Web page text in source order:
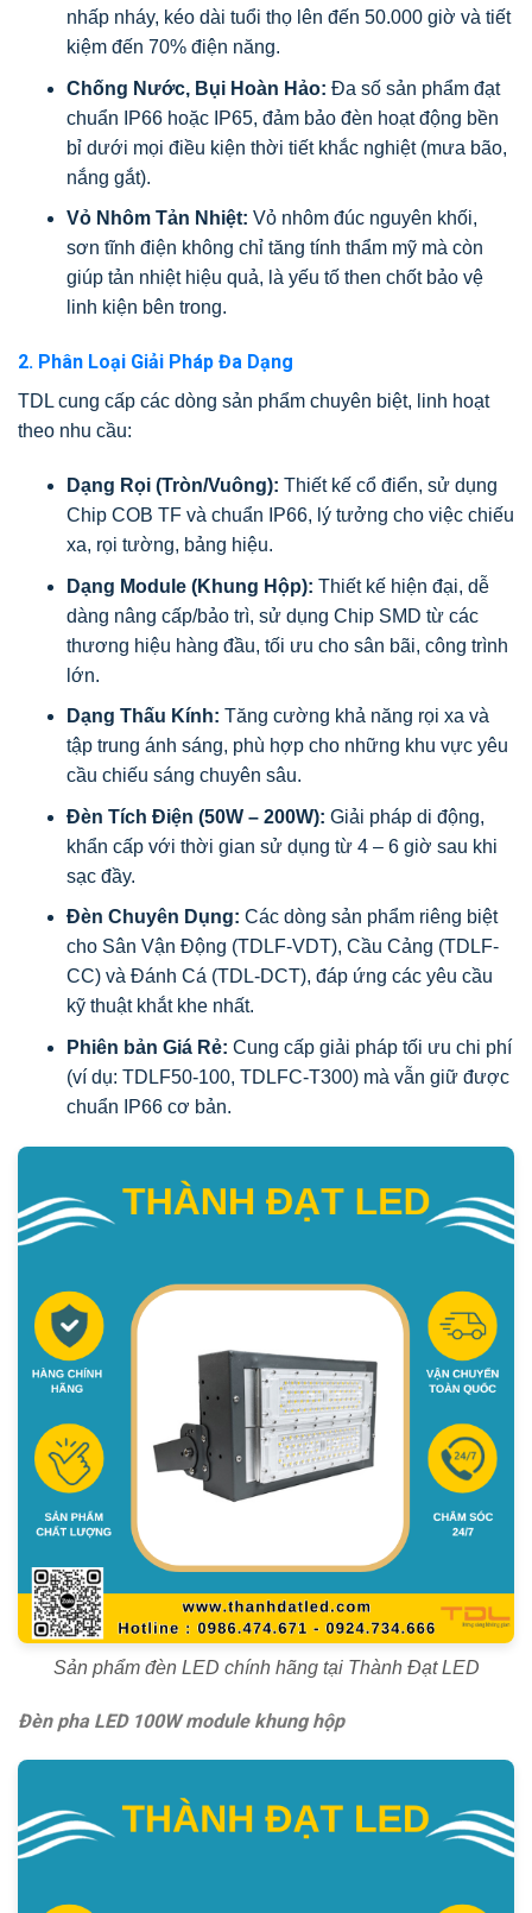
nhấp nháy, kéo dài tuổi thọ lên đến 50.000 giờ và tiết
kiệm đến 70% điện năng.
Chống Nước, Bụi Hoàn Hảo: Đa số sản phẩm đạt
chuẩn IP66 hoặc IP65, đảm bảo đèn hoạt động bền
bỉ dưới mọi điều kiện thời tiết khắc nghiệt (mưa bão,
nắng gắt).
Vỏ Nhôm Tản Nhiệt: Vỏ nhôm đúc nguyên khối,
sơn tĩnh điện không chỉ tăng tính thẩm mỹ mà còn
giúp tản nhiệt hiệu quả, là yếu tố then chốt bảo vệ
linh kiện bên trong.
2. Phân Loại Giải Pháp Đa Dạng
TDL cung cấp các dòng sản phẩm chuyên biệt, linh hoạt
theo nhu cầu:
Dạng Rọi (Tròn/Vuông): Thiết kế cổ điển, sử dụng
Chip COB TF và chuẩn IP66, lý tưởng cho việc chiếu
xa, rọi tường, bảng hiệu.
Dạng Module (Khung Hộp): Thiết kế hiện đại, dễ
dàng nâng cấp/bảo trì, sử dụng Chip SMD từ các
thương hiệu hàng đầu, tối ưu cho sân bãi, công trình
lớn.
Dạng Thấu Kính: Tăng cường khả năng rọi xa và
tập trung ánh sáng, phù hợp cho những khu vực yêu
cầu chiếu sáng chuyên sâu.
Đèn Tích Điện (50W – 200W): Giải pháp di động,
khẩn cấp với thời gian sử dụng từ 4 – 6 giờ sau khi
sạc đầy.
Đèn Chuyên Dụng: Các dòng sản phẩm riêng biệt
cho Sân Vận Động (TDLF-VDT), Cầu Cảng (TDLF-
CC) và Đánh Cá (TDL-DCT), đáp ứng các yêu cầu
kỹ thuật khắt khe nhất.
Phiên bản Giá Rẻ: Cung cấp giải pháp tối ưu chi phí
(ví dụ: TDLF50-100, TDLFC-T300) mà vẫn giữ được
chuẩn IP66 cơ bản.
Sản phẩm đèn LED chính hãng tại Thành Đạt LED
Đèn pha LED 100W module khung hộp